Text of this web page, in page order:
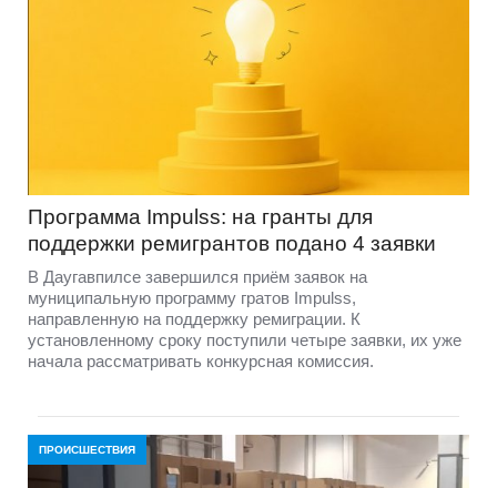
Программа Impulss: на гранты для
поддержки ремигрантов подано 4 заявки
В Даугавпилсе завершился приём заявок на
муниципальную программу гратов Impulss,
направленную на поддержку ремиграции. К
установленному сроку поступили четыре заявки, их уже
начала рассматривать конкурсная комиссия.
ПРОИСШЕСТВИЯ